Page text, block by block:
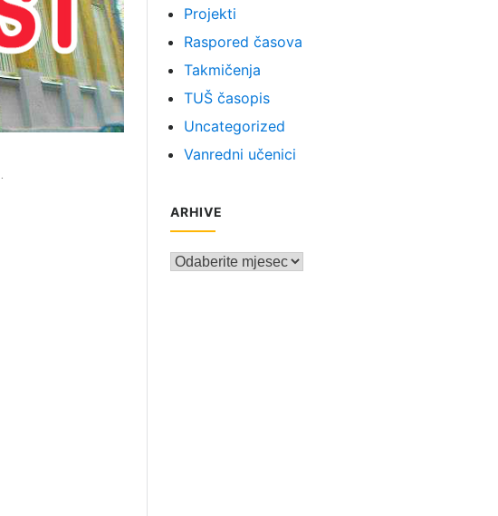
Projekti
Raspored časova
Takmičenja
TUŠ časopis
Uncategorized
Vanredni učenici
ARHIVE